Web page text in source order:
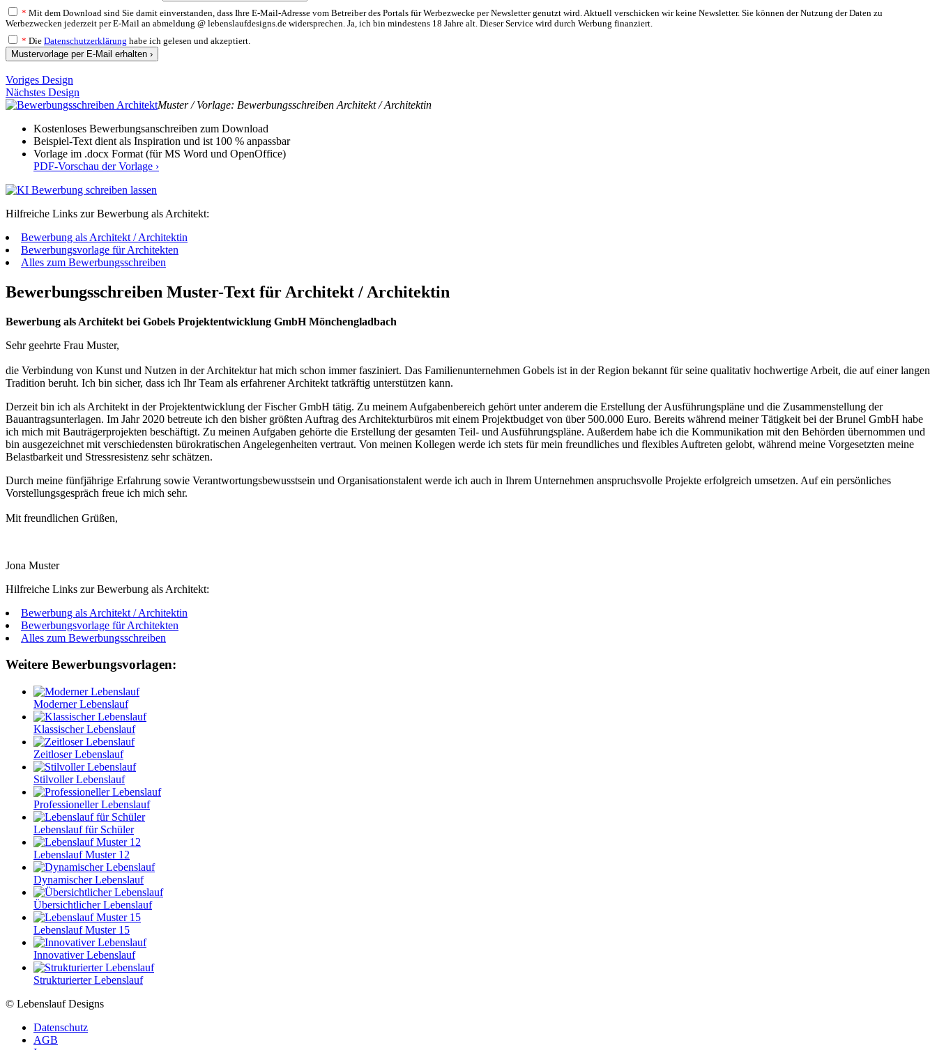
* Mit dem Download sind Sie damit einverstanden, dass Ihre E-Mail-Adresse vom Betreiber des Portals für Werbezwecke per Newsletter genutzt wird. Aktuell verschicken wir keine Newsletter. Sie können der Nutzung der Daten zu
Werbezwecken jederzeit per E-Mail an abmeldung @ lebenslaufdesigns.de widersprechen. Ja, ich bin mindestens 18 Jahre alt. Dieser Service wird durch Werbung finanziert.
* Die Datenschutzerklärung habe ich gelesen und akzeptiert.
Mustervorlage per E-Mail erhalten ›
Voriges Design
Nächstes Design
Muster / Vorlage: Bewerbungsschreiben Architekt / Architektin
Kostenloses Bewerbungsanschreiben zum Download
Beispiel-Text dient als Inspiration und ist 100 % anpassbar
Vorlage im .docx Format (für MS Word und OpenOffice)
PDF-Vorschau der Vorlage ›
Hilfreiche Links zur Bewerbung als Architekt:
Bewerbung als Architekt / Architektin
Bewerbungsvorlage für Architekten
Alles zum Bewerbungsschreiben
Bewerbungsschreiben Muster-Text für Architekt / Architektin
Bewerbung als Architekt bei Gobels Projektentwicklung GmbH Mönchengladbach
Sehr geehrte Frau Muster,
die Verbindung von Kunst und Nutzen in der Architektur hat mich schon immer fasziniert. Das Familienunternehmen Gobels ist in der Region bekannt für seine qualitativ hochwertige Arbeit, die auf einer langen
Tradition beruht. Ich bin sicher, dass ich Ihr Team als erfahrener Architekt tatkräftig unterstützen kann.
Derzeit bin ich als Architekt in der Projektentwicklung der Fischer GmbH tätig. Zu meinem Aufgabenbereich gehört unter anderem die Erstellung der Ausführungspläne und die Zusammenstellung der
Bauantragsunterlagen. Im Jahr 2020 betreute ich den bisher größten Auftrag des Architekturbüros mit einem Projektbudget von über 500.000 Euro. Bereits während meiner Tätigkeit bei der Brunel GmbH habe
ich mich mit Bauträgerprojekten beschäftigt. Zu meinen Aufgaben gehörte die Erstellung der gesamten Teil- und Ausführungspläne. Außerdem habe ich die Kommunikation mit den Behörden übernommen und
bin ausgezeichnet mit verschiedensten bürokratischen Angelegenheiten vertraut. Von meinen Kollegen werde ich stets für mein freundliches und flexibles Auftreten gelobt, während meine Vorgesetzten meine
Belastbarkeit und Stressresistenz sehr schätzen.
Durch meine fünfjährige Erfahrung sowie Verantwortungsbewusstsein und Organisationstalent werde ich auch in Ihrem Unternehmen anspruchsvolle Projekte erfolgreich umsetzen. Auf ein persönliches
Vorstellungsgespräch freue ich mich sehr.
Mit freundlichen Grüßen,
Jona Muster
Hilfreiche Links zur Bewerbung als Architekt:
Bewerbung als Architekt / Architektin
Bewerbungsvorlage für Architekten
Alles zum Bewerbungsschreiben
Weitere Bewerbungsvorlagen:
Moderner Lebenslauf
Klassischer Lebenslauf
Zeitloser Lebenslauf
Stilvoller Lebenslauf
Professioneller Lebenslauf
Lebenslauf für Schüler
Lebenslauf Muster 12
Dynamischer Lebenslauf
Übersichtlicher Lebenslauf
Lebenslauf Muster 15
Innovativer Lebenslauf
Strukturierter Lebenslauf
© Lebenslauf Designs
Datenschutz
AGB